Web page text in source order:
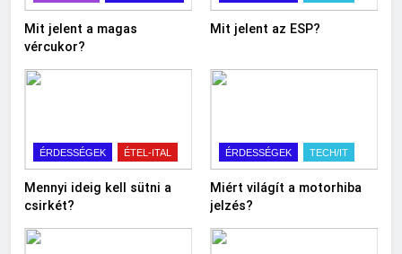
Mit jelent a magas
vércukor?
Mit jelent az ESP?
ÉRDESSÉGEK ÉTEL-ITAL
Mennyi ideig kell sütni a
csirkét?
ÉRDESSÉGEK TECH/IT
Miért világít a motorhiba
jelzés?